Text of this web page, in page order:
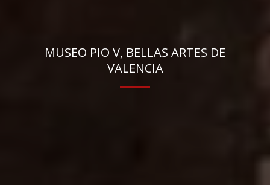
MUSEO PIO V, BELLAS ARTES DE
VALENCIA